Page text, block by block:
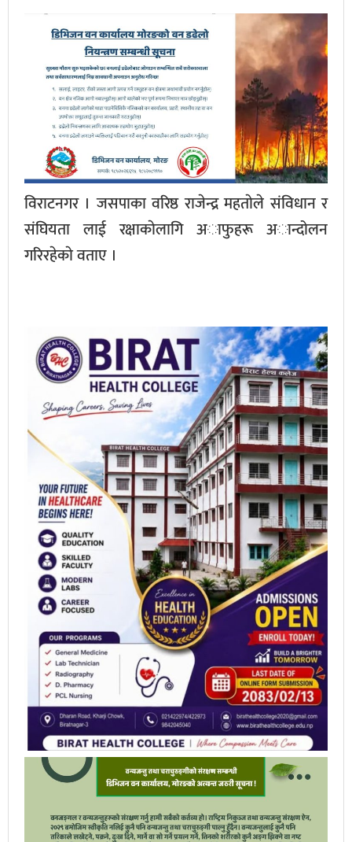
विराटनगर । जसपाका वरिष्ठ राजेन्द्र महताेले संविधान र
संघियता लाई रक्षाकाेलागि अाफुहरू अान्दोलन
गरिरहेकाे वताए ।